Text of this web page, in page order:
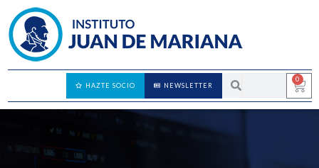
0
NEWSLETTER
HAZTE SOCIO